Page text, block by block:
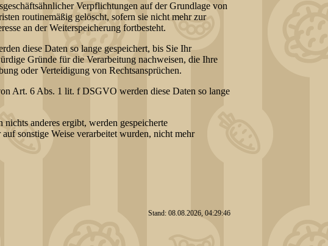
Verpflichtungen auf der Grundlage von
routinemäßig gelöscht, sofern sie nicht mehr zur
an der Weiterspeicherung fortbesteht.
diese Daten so lange gespeichert, bis Sie Ihr
Gründe für die Verarbeitung nachweisen, die Ihre
oder Verteidigung von Rechtsansprüchen.
Art. 6 Abs. 1 lit. f DSGVO werden diese Daten so lange
anderes ergibt, werden gespeicherte
sonstige Weise verarbeitet wurden, nicht mehr
Stand: 08.08.2026, 04:29:46